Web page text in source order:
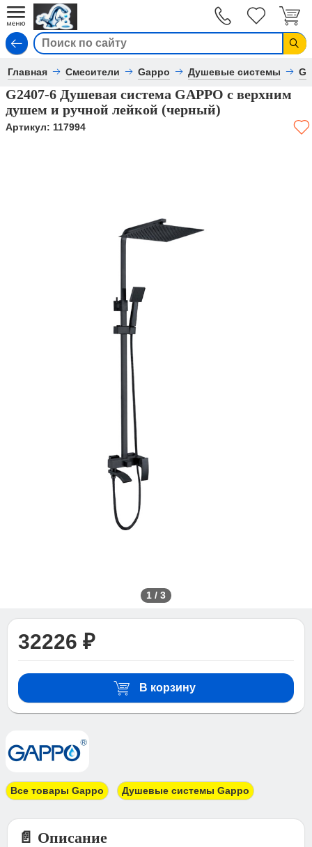
Главная Смесители Gappo Душевые системы
G2407-6 Душевая система GAPPO с верхним
душем и ручной лейкой (черный)
Артикул: 117994
1 / 3
32226 ₽
В корзину
Все товары Gappo Душевые системы Gappo
📄 Описание